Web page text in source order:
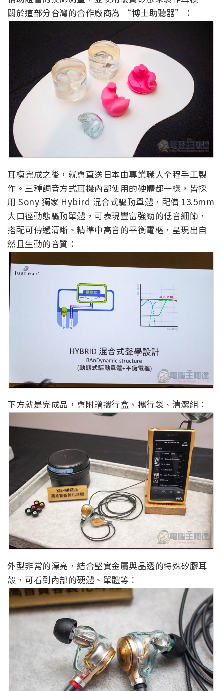
關於這部分台灣的合作廠商為 “博士助聽器”：
耳模完成之後，就會直送日本由專業職人全程手工製
作。三種調音方式耳機內部使用的硬體都一樣，皆採
用 Sony 獨家 Hybird 混合式驅動單體，配備 13.5mm
大口徑動態驅動單體，可表現豐富強勁的低音細節，
搭配可傳遞清晰、精準中高音的平衡電樞，呈現出自
然且生動的音質：
下方就是完成品，會附贈攜行盒、攜行袋、清潔組：
外型非常的漂亮，結合堅實金屬與晶透的特殊矽膠耳
殼，可看到內部的硬體、單體等：